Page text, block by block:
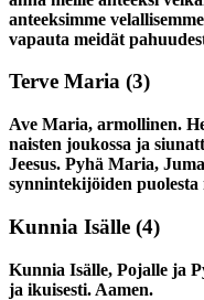
anteeksimme
vapauta meidät
Terve Maria (3)
Ave Maria, armollinen.
naisten joukossa ja
Jeesus. Pyhä Maria,
synnintekijöiden
Kunnia Isälle (4)
Kunnia Isälle, Pojalle ja
ja ikuisesti. Aamen.